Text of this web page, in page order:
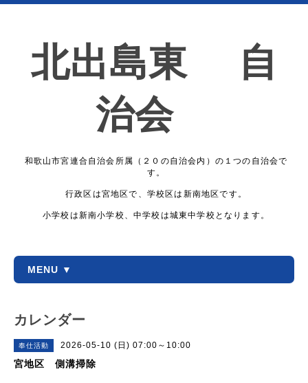
北出島東 自
治会
和歌山市宮連合自治会所属（２０の自治会内）の１つの自治会で
す。
行政区は宮地区で、学校区は新南地区です。
小学校は新南小学校、中学校は城東中学校となります。
MENU ▼
カレンダー
奉仕活動 2026-05-10 (日) 07:00～10:00
宮地区 側溝掃除